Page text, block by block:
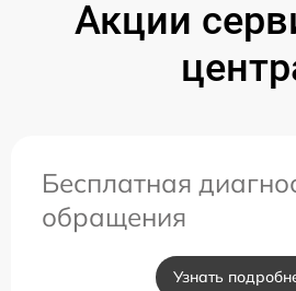
Акции
Бесплатная
обращения
Узнать